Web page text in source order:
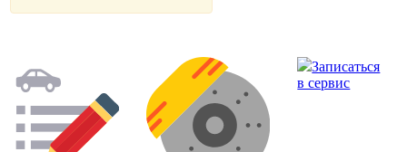
Записаться
в сервис